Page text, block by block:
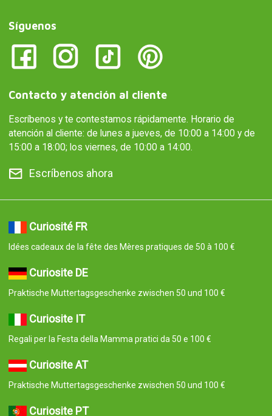
Síguenos
Contacto y atención al cliente
Escríbenos y te contestamos rápidamente. Horario de
atención al cliente: de lunes a jueves, de 10:00 a 14:00 y de
15:00 a 18:00; los viernes, de 10:00 a 14:00.
Escríbenos ahora
Curiosité FR
Idées cadeaux de la fête des Mères pratiques de 50 à 100 €
Curiosite DE
Praktische Muttertagsgeschenke zwischen 50 und 100 €
Curiosite IT
Regali per la Festa della Mamma pratici da 50 e 100 €
Curiosite AT
Praktische Muttertagsgeschenke zwischen 50 und 100 €
Curiosite PT